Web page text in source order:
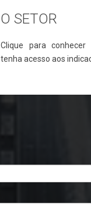
O SETOR
Clique para
tenha acesso aos